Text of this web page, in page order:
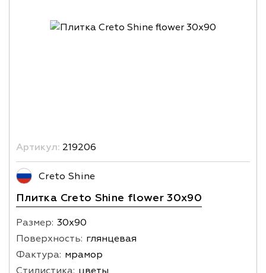
Артикул: 219206
Creto Shine
Плитка Creto Shine flower 30х90
Размер: 30х90
Поверхность: глянцевая
Фактура: мрамор
Стилистика: цветы